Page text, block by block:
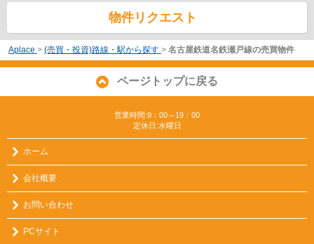
物件リクエスト
Aplace > (売買・投資)路線・駅から探す > 名古屋鉄道名鉄瀬戸線の売買物件
ページトップに戻る
営業時間:9：00～19：00
定休日:水曜日
ホーム
会社概要
お問い合わせ
PCサイト